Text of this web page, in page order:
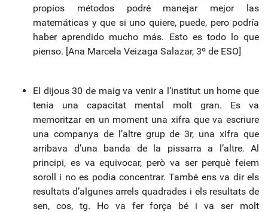
propios métodos podré manejar mejor las
matemáticas y que si uno quiere, puede, pero podría
haber aprendido mucho más. Esto es todo lo que
pienso. [Ana Marcela Veizaga Salazar, 3º de ESO]
El dijous 30 de maig va venir a l’institut un home que
tenia una capacitat mental molt gran. Es va
memoritzar en un moment una xifra que va escriure
una companya de l’altre grup de 3r, una xifra que
arribava d’una banda de la pissarra a l’altre. Al
principi, es va equivocar, però va ser perquè feiem
soroll i no es podia concentrar. També ens va dir els
resultats d’algunes arrels quadrades i els resultats de
sen, cos, tg. Ho va fer força bé i va ser molt